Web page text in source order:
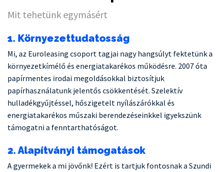
Mit tehetünk egymásért
1. Környezettudatosság
Mi, az Euroleasing csoport tagjai nagy hangsúlyt fektetünk a
környezetkímélő és energiatakarékos működésre. 2007 óta
papírmentes irodai megoldásokkal biztosítjuk
papírhasználatunk jelentős csökkentését. Szelektív
hulladékgyűjtéssel, hőszigetelt nyílászárókkal és
energiatakarékos műszaki berendezéseinkkel igyekszünk
támogatni a fenntarthatóságot.
2. Alapítványi támogatások
A gyermekek a mi jövőnk! Ezért is tartjuk fontosnak a Szundi